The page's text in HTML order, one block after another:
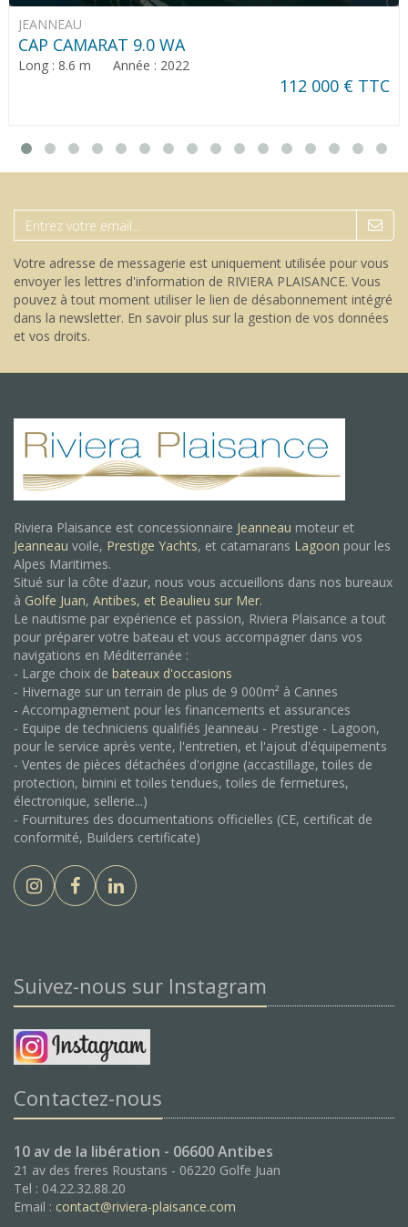
JEANNEAU
CAP CAMARAT 9.0 WA
Long : 8.6 m Année : 2022
112 000 € TTC
Votre adresse de messagerie est uniquement utilisée pour vous
envoyer les lettres d'information de RIVIERA PLAISANCE. Vous
pouvez à tout moment utiliser le lien de désabonnement intégré
dans la newsletter. En savoir plus sur la gestion de vos données
et vos droits.
Riviera Plaisance est concessionnaire Jeanneau moteur et
Jeanneau voile, Prestige Yachts, et catamarans Lagoon pour les
Alpes Maritimes.
Situé sur la côte d'azur, nous vous accueillons dans nos bureaux
à Golfe Juan, Antibes, et Beaulieu sur Mer.
Le nautisme par expérience et passion, Riviera Plaisance a tout
pour préparer votre bateau et vous accompagner dans vos
navigations en Méditerranée :
- Large choix de bateaux d'occasions
- Hivernage sur un terrain de plus de 9 000m² à Cannes
- Accompagnement pour les financements et assurances
- Equipe de techniciens qualifiés Jeanneau - Prestige - Lagoon,
pour le service après vente, l'entretien, et l'ajout d'équipements
- Ventes de pièces détachées d'origine (accastillage, toiles de
protection, bimini et toiles tendues, toiles de fermetures,
électronique, sellerie...)
- Fournitures des documentations officielles (CE, certificat de
conformité, Builders certificate)
Suivez-nous sur Instagram
Contactez-nous
10 av de la libération - 06600 Antibes
21 av des freres Roustans - 06220 Golfe Juan
Tel : 04.22.32.88.20
Email : contact@riviera-plaisance.com